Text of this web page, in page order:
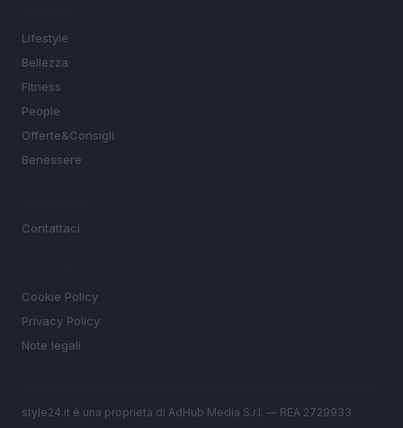
Lifestyle
Bellezza
Fitness
People
Offerte&Consigli
Benessere
Contattaci
Cookie Policy
Privacy Policy
Note legali
style24.it è una proprietà di AdHub Media S.r.l. — REA 2729933